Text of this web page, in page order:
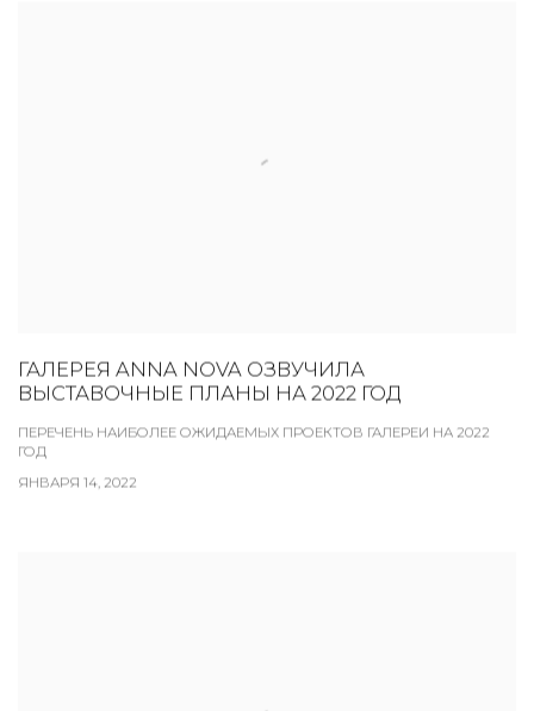
ГАЛЕРЕЯ ANNA NOVA ОЗВУЧИЛА
ВЫСТАВОЧНЫЕ ПЛАНЫ НА 2022 ГОД
ПЕРЕЧЕНЬ НАИБОЛЕЕ ОЖИДАЕМЫХ ПРОЕКТОВ ГАЛЕРЕИ НА 2022
ГОД
ЯНВАРЯ 14, 2022